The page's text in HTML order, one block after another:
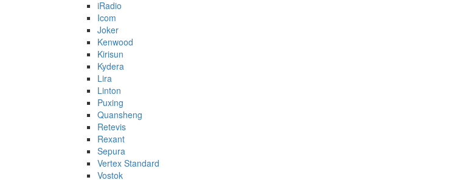
iRadio
Icom
Joker
Kenwood
Kirisun
Kydera
Lira
Linton
Puxing
Quansheng
Retevis
Rexant
Sepura
Vertex Standard
Vostok